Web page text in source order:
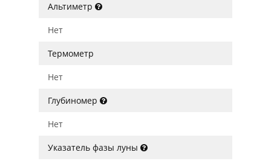
Альтиметр
Нет
Термометр
Нет
Глубиномер
Нет
Указатель фазы луны